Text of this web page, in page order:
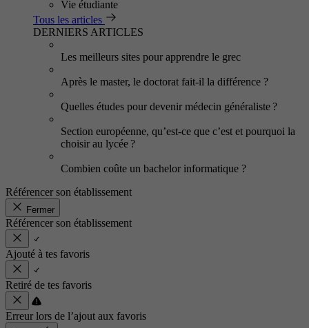
Vie étudiante
Tous les articles
DERNIERS ARTICLES
Les meilleurs sites pour apprendre le grec
Après le master, le doctorat fait-il la différence ?
Quelles études pour devenir médecin généraliste ?
Section européenne, qu’est-ce que c’est et pourquoi la
choisir au lycée ?
Combien coûte un bachelor informatique ?
Référencer son établissement
Fermer
Référencer son établissement
Ajouté à tes favoris
Retiré de tes favoris
Erreur lors de l’ajout aux favoris